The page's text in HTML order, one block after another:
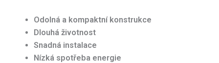
Odolná a kompaktní konstrukce
Dlouhá životnost
Snadná instalace
Nízká spotřeba energie